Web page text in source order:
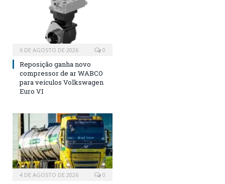
6 DE AGOSTO DE 2026 0
Reposição ganha novo
compressor de ar WABCO
para veículos Volkswagen
Euro VI
4 DE AGOSTO DE 2026 0